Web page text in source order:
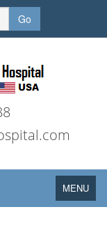
Go
Toggle
navigation
MENU